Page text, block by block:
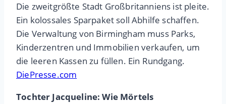
Die zweitgrößte Stadt Großbritanniens ist pleite.
Ein kolossales Sparpaket soll Abhilfe schaffen.
Die Verwaltung von Birmingham muss Parks,
Kinderzentren und Immobilien verkaufen, um
die leeren Kassen zu füllen. Ein Rundgang.
DiePresse.com
Tochter Jacqueline: Wie Mörtels